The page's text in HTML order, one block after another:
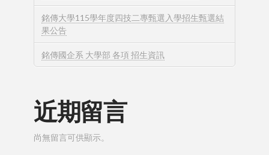
銘傳大學115學年度四技二專甄選入學招生甄選結
果公告
銘傳國企系 大學部 各項 招生資訊
近期留言
尚無留言可供顯示。